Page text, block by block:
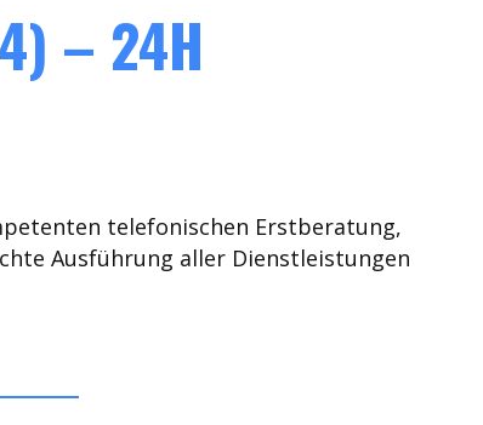
– 24H
telefonischen Erstberatung,
Ausführung aller Dienstleistungen